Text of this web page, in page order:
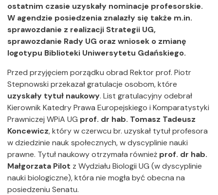
ostatnim czasie uzyskały nominacje profesorskie.
W agendzie posiedzenia znalazły się także m.in.
sprawozdanie z realizacji Strategii UG,
sprawozdanie Rady UG oraz wniosek o zmianę
logotypu Biblioteki Uniwersytetu Gdańskiego.
Przed przyjęciem porządku obrad Rektor prof. Piotr
Stepnowski przekazał gratulacje osobom, które
uzyskały tytuł naukowy. List gratulacyjny odebrał
Kierownik Katedry Prawa Europejskiego i Komparatystyki
Prawniczej WPiA UG prof. dr hab. Tomasz Tadeusz
Koncewicz, który w czerwcu br. uzyskał tytuł profesora
w dziedzinie nauk społecznych, w dyscyplinie nauki
prawne. Tytuł naukowy otrzymała również prof. dr hab.
Małgorzata Pilot z Wydziału Biologii UG (w dyscyplinie
nauki biologiczne), która nie mogła być obecna na
posiedzeniu Senatu.